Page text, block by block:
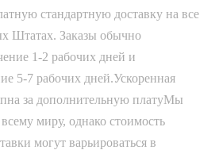
стандартную доставку на все
Штатах. Заказы обычно
1-2 рабочих дней и
5-7 рабочих дней.Ускоренная
за дополнительную платуМы
миру, однако стоимость
могут варьироваться в